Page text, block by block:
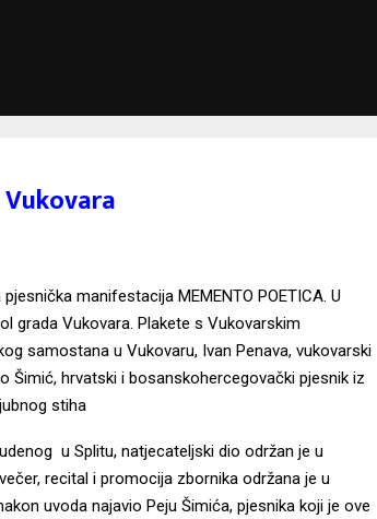
manifestacija MEMENTO POETICA. U
grada Vukovara. Plakete s Vukovarskim
samostana u Vukovaru, Ivan Penava, vukovarski
Šimić, hrvatski i bosanskohercegovački pjesnik iz
stiha
u Splitu, natjecateljski dio održan je u
recital i promocija zbornika održana je u
uvoda najavio Peju Šimića, pjesnika koji je ove